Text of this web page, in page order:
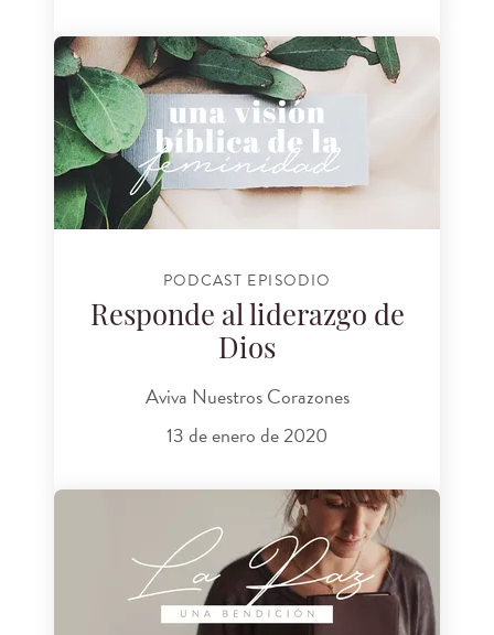
PODCAST EPISODIO
Responde al liderazgo de
Dios
Aviva Nuestros Corazones
13 de enero de 2020